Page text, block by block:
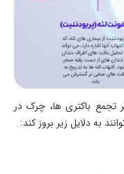
تجمع باکتری ها، چرک در
به دلایل زیر بروز کند: